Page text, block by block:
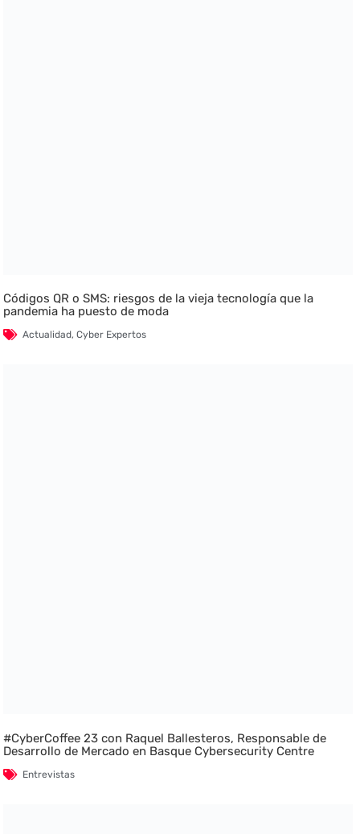
Códigos QR o SMS: riesgos de la vieja tecnología que la
pandemia ha puesto de moda
Actualidad,Cyber Expertos
#CyberCoffee 23 con Raquel Ballesteros, Responsable de
Desarrollo de Mercado en Basque Cybersecurity Centre
Entrevistas